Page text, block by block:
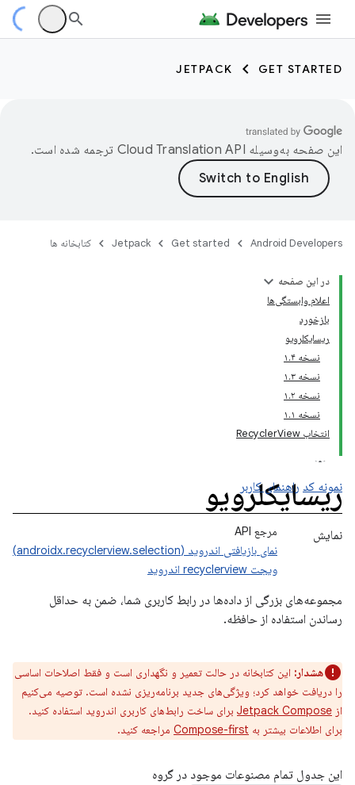
GET STARTED
JETPACK
این صفحه به‌وسیله ترجمه شده است.
Android Developers
Get started
Jetpack کتابخانه ها
در این صفحه
اعلام وابستگی‌ها
بازخورد
ریسایکلرویو
نسخه ۱.۴
نسخه ۱.۳
نسخه ۱.۲
نسخه ۱.۱
انتخاب RecyclerView
ریسایکلرویو
نمونه کد راهنمای کاربر
مرجع API
نمای بازیافتی اندروید (androidx.recyclerview.selection)
ویجت recyclerview اندروید
نمایش
مجموعه‌های بزرگی از داده‌ها در رابط کاربری شما، ضمن به حداقل
رساندن استفاده از حافظه.
هشدار: این کتابخانه در حالت تعمیر و نگهداری است و فقط اصلاحات اساسی
را دریافت خواهد کرد؛ ویژگی‌های جدید برنامه‌ریزی نشده است. توصیه می‌کنیم
از Jetpack Compose برای ساخت رابط‌های کاربری اندروید استفاده کنید.
برای اطلاعات بیشتر به Compose-first مراجعه کنید.
این جدول تمام مصنوعات موجود در گروه